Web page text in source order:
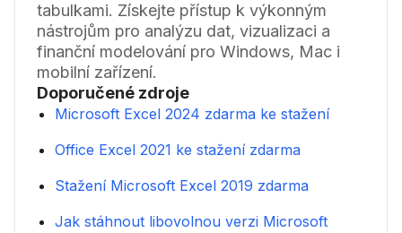
tabulkami. Získejte přístup k výkonným
nástrojům pro analýzu dat, vizualizaci a
finanční modelování pro Windows, Mac i
mobilní zařízení.
Doporučené zdroje
Microsoft Excel 2024 zdarma ke stažení
Office Excel 2021 ke stažení zdarma
Stažení Microsoft Excel 2019 zdarma
Jak stáhnout libovolnou verzi Microsoft